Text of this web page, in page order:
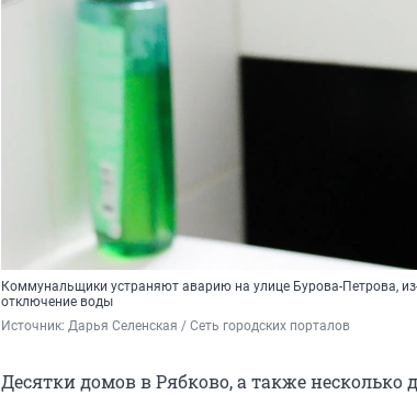
Коммунальщики устраняют аварию на улице Бурова-Петрова,
отключение воды
Источник: Дарья Селенская / Сеть городских порталов
Десятки домов в Рябково, а также несколько